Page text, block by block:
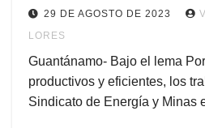
29 DE AGOSTO DE 2023
LORES
Guantánamo- Bajo el lema
productivos y eficientes, los
Sindicato de Energía y Minas